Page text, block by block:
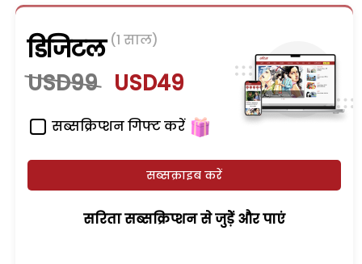
डिजिटल (1 साल)
USD99 USD49
सब्सक्रिप्शन गिफ्ट करें
सब्सक्राइब करें
सरिता सब्सक्रिप्शन से जुड़ेें और पाएं